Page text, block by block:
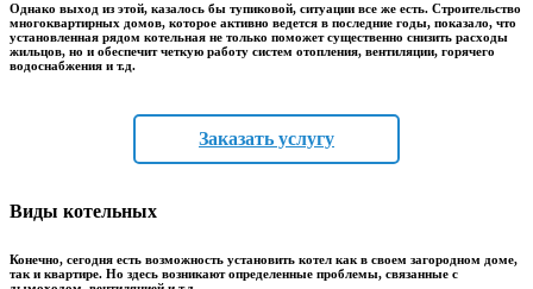
Однако выход из этой, казалось бы тупиковой, ситуации все же есть. Строительство
многоквартирных домов, которое активно ведется в последние годы, показало, что
установленная рядом котельная не только поможет существенно снизить расходы
жильцов, но и обеспечит четкую работу систем отопления, вентиляции, горячего
водоснабжения и т.д.
Заказать услугу
Виды котельных
Конечно, сегодня есть возможность установить котел как в своем загородном доме,
так и квартире. Но здесь возникают определенные проблемы, связанные с